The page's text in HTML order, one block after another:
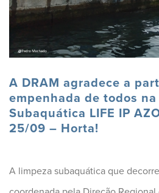
A DRAM agradece a
empenhada de todos na
Subaquática LIFE IP
25/09 – Horta!
A limpeza subaquática que